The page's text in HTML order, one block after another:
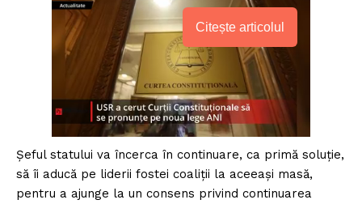
Citește articolul
Șeful statului va încerca în continuare, ca primă soluție,
să îi aducă pe liderii fostei coaliții la aceeași masă,
pentru a ajunge la un consens privind continuarea